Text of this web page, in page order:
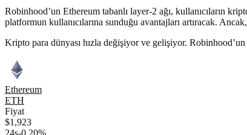
Robinhood’un Ethereum tabanlı layer-2 ağı, kullanıcıların
platformun kullanıcılarına sunduğu avantajları artıracak.
Kripto para dünyası hızla değişiyor ve gelişiyor.
Ethereum
ETH
Fiyat
$1,923